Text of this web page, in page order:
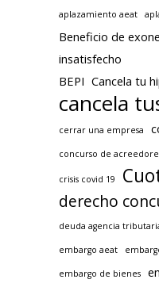
aplazamiento aeat
Beneficio de
insatisfecho
BEPI Cancela tu
cancela
cerrar una empresa
concurso de
crisis covid 19
derecho
deuda agencia
embargo aeat
embargo de bienes